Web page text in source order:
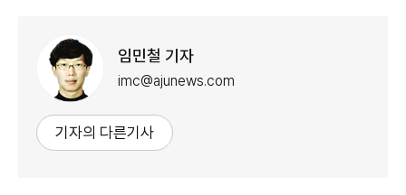
임민철 기자
imc@ajunews.com
기자의 다른기사